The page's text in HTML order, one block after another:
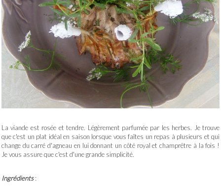
La viande est rosée et tendre. Légèrement parfumée par les herbes. Je trouve
que c'est un plat idéal en saison lorsque vous faîtes un repas à plusieurs et qui
change du carré d'agneau en lui donnant un côté royal et champrêtre à la fois !
Je vous assure que c'est d'une grande simplicité.
Ingrédients: